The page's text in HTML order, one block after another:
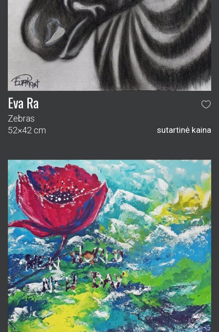
Eva Ra
Zebras
52×42 cm
sutartinė kaina